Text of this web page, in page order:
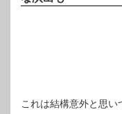
これは結構意外と思